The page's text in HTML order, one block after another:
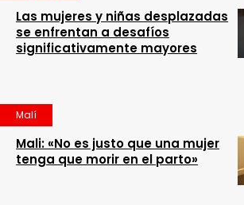
Las mujeres y niñas desplazadas
se enfrentan a desafíos
significativamente mayores
Malí
Mali: «No es justo que una mujer
tenga que morir en el parto»